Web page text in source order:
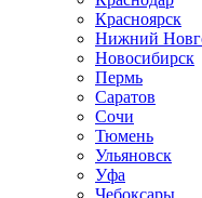
Красноярск
Нижний
Новосибирск
Пермь
Саратов
Сочи
Тюмень
Ульяновск
Уфа
Чебоксары